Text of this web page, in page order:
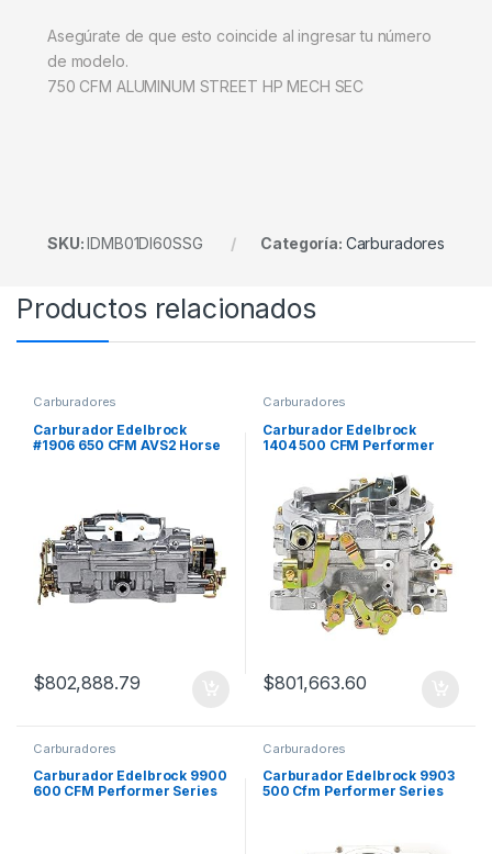
Asegúrate de que esto coincide al ingresar tu número
de modelo.
750 CFM ALUMINUM STREET HP MECH SEC
SKU:IDMB01DI60SSG Categoría: Carburadores
Productos relacionados
Carburadores
Carburador Edelbrock
#1906 650 CFM AVS2 Horse
$802,888.79
Carburadores
Carburador Edelbrock
1404 500 CFM Performer
$801,663.60
Carburadores
Carburador Edelbrock 9900
600 CFM Performer Series
Carburadores
Carburador Edelbrock 9903
500 Cfm Performer Series